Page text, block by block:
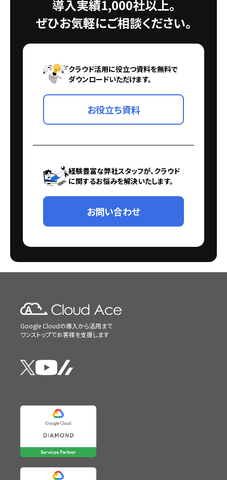
導入実績1,000社以上。
ぜひお気軽にご相談ください。
クラウド活用に役立つ資料を無料で
ダウンロードいただけます。
お役立ち資料
経験豊富な弊社スタッフが、クラウド
に関するお悩みを解決いたします。
お問い合わせ
Google Cloudの導入から活用まで
ワンストップでお客様を支援します